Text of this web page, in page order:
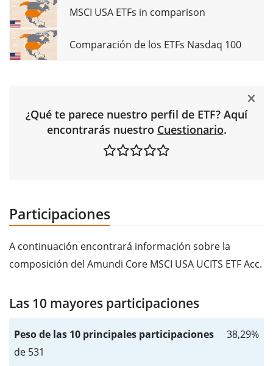
MSCI USA ETFs in comparison
Comparación de los ETFs Nasdaq 100
¿Qué te parece nuestro perfil de ETF? Aquí
encontrarás nuestro Cuestionario.
Participaciones
A continuación encontrará información sobre la
composición del Amundi Core MSCI USA UCITS ETF Acc.
Las 10 mayores participaciones
Peso de las 10 principales participaciones
de 531
38,29%